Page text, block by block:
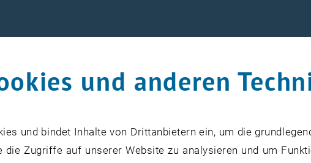
Forschungsprojekte
und anderen
und bindet Inhalte von Drittanbietern ein, um die
Zugriffe auf unserer Website zu analysieren und um